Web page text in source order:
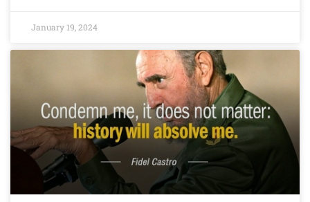
January 19, 2024